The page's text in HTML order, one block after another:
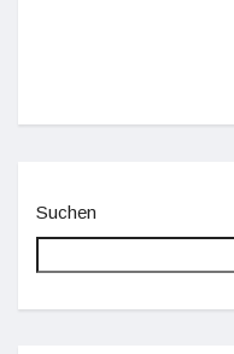
Suchen